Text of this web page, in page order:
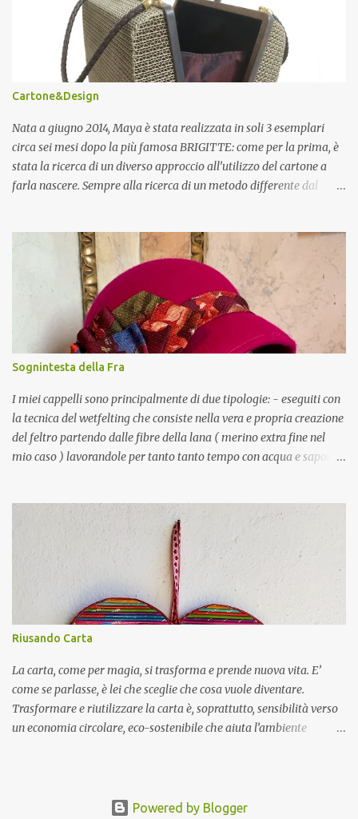
Cartone&Design
Nata a giugno 2014, Maya è stata realizzata in soli 3 esemplari
circa sei mesi dopo la più famosa BRIGITTE: come per la prima, è
stata la ricerca di un diverso approccio all’utilizzo del cartone a
farla nascere. Sempre alla ricerca di un metodo differente dal
un nuovo materiale, che fosse flessibile, ma resistente allo stesso
tempo: nacque così quello che chiamo “tessuto di cartone”.
L’intuizione fu di affettare il foglio di cartone in sottili strisce di ca
5mm e di riunirle, incollandole tra loro ruotate di 90°, per
riottenere il nuovo materiale: non solo si è dimostrato, come un
tessuto, flessibile, ma anche trasparente, tant’è che, abbinato ad
una carta traslucida per meglio diffondere la luce, lo utilizzo anche
per fare i paralumi di parecchie mie lampade, vedi la SWITCHA o
la OVAL. MAYA è una borsetta costituita da due valve incernierate
alla base, c...
Sognintesta della Fra
I miei cappelli sono principalmente di due tipologie: - eseguiti con
la tecnica del wetfelting che consiste nella vera e propria creazione
del feltro partendo dalle fibre della lana ( merino extra fine nel
mio caso ) lavorandole per tanto tanto tempo con acqua e sapone.
compatto nel secondo; nel colore più uniforme nel caso del feltro
già pronto e nelle finiture perché il feltro fatto da me lo cucio a
mano, quello già fatto invece lo cucio a macchina. Per le
decorazioni mi affido alla fantasia cercando spunti un po’
ovunque. Mi potete trovare su Instagram Etsy
Riusando Carta
La carta, come per magia, si trasforma e prende nuova vita. E’
come se parlasse, è lei che sceglie che cosa vuole diventare.
Trasformare e riutilizzare la carta è, soprattutto, sensibilità verso
un economia circolare, eco-sostenibile che aiuta l’ambiente
Powered by Blogger